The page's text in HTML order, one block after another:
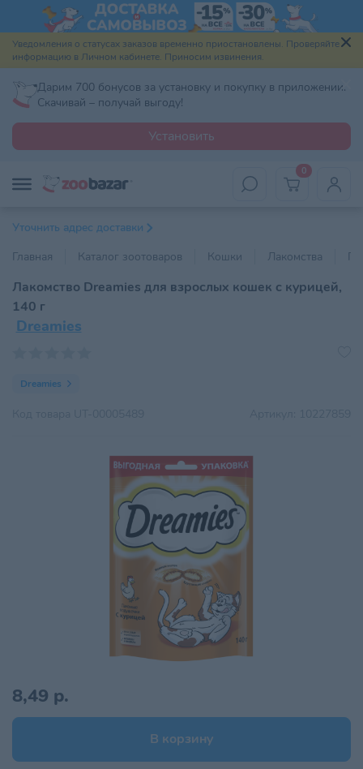
Уведомления о статусах заказов временно приостановлены. Проверяйте
информацию в Личном кабинете. Приносим извинения.
Дарим 700 бонусов за установку и покупку в приложении.
Скачивай – получай выгоду!
Установить
0
Уточнить адрес доставки
Главная
Каталог зоотоваров Кошки Лакомства
Лакомство Dreamies для взрослых кошек с курицей,
140 г
Dreamies
Dreamies
8,49 р.
В корзину